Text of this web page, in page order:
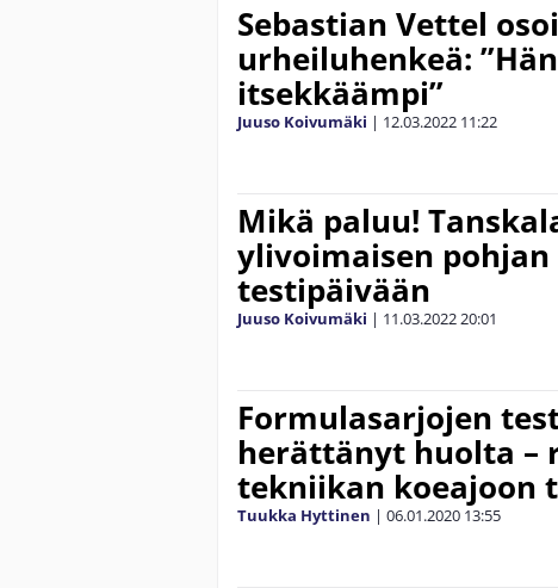
Sebastian Vettel
urheiluhenkeä:
itsekkäämpi”
Juuso Koivumäki | 12.03.2022 11:22
Mikä paluu!
ylivoimaisen
testipäivään
Juuso Koivumäki | 11.03.202220:01
Formulasarjojen
herättänyt huolta –
tekniikan koeajoon
Tuukka Hyttinen | 06.01.2020 13:55